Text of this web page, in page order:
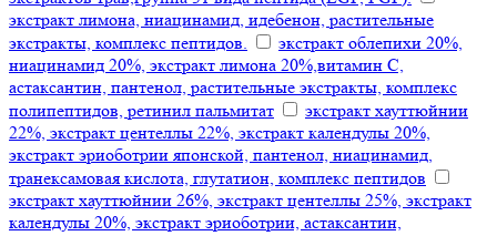
экстракт лимона, ниацинамид, идебенон, растительные
экстракты, комплекс пептидов.
экстракт облепихи 20%,
ниацинамид 20%, экстракт лимона 20%,витамин С,
астаксантин, пантенол, растительные экстракты, комплекс
полипептидов, ретинил пальмитат
экстракт хауттюйнии
22%, экстракт центеллы 22%, экстракт календулы 20%,
экстракт эриоботрии японской, пантенол, ниацинамид,
транексамовая кислота, глутатион, комплекс пептидов
экстракт хауттюйнии 26%, экстракт центеллы 25%, экстракт
календулы 20%, экстракт эриоботрии, астаксантин,